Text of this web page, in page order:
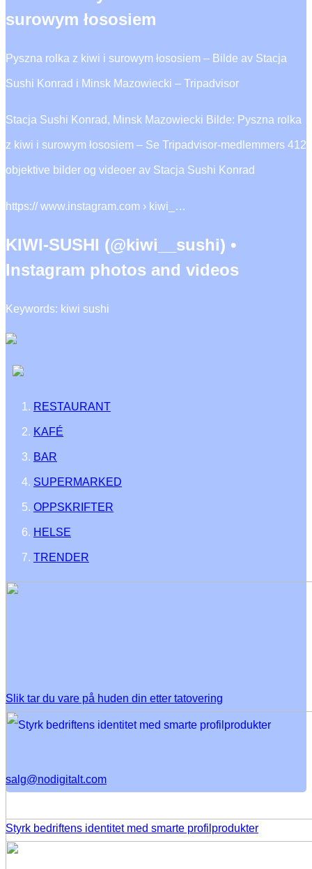
surowym łososiem
Pyszna rolka z kiwi i surowym łososiem – Bilde av Stacja
Sushi Konrad i Minsk Mazowiecki – Tripadvisor
Stacja Sushi Konrad, Minsk Mazowiecki Bilde: Pyszna rolka
z kiwi i surowym łososiem – Se Tripadvisor-medlemmers 412
objektive bilder og videoer av Stacja Sushi Konrad
https:// www.instagram.com › kiwi_…
KIWI-SUSHI (@kiwi__sushi) •
Instagram photos and videos
Keywords: kiwi sushi
RESTAURANT
KAFÉ
BAR
SUPERMARKED
OPPSKRIFTER
HELSE
TRENDER
Slik tar du vare på huden din etter tatovering
Styrk bedriftens identitet med smarte profilprodukter
salg@nodigitalt.com